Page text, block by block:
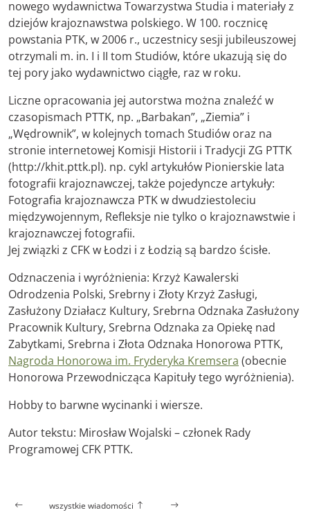
nowego wydawnictwa Towarzystwa Studia i materiały z
dziejów krajoznawstwa polskiego. W 100. rocznicę
powstania PTK, w 2006 r., uczestnicy sesji jubileuszowej
otrzymali m. in. I i II tom Studiów, które ukazują się do
tej pory jako wydawnictwo ciągłe, raz w roku.
Liczne opracowania jej autorstwa można znaleźć w
czasopismach PTTK, np. „Barbakan”, „Ziemia” i
„Wędrownik”, w kolejnych tomach Studiów oraz na
stronie internetowej Komisji Historii i Tradycji ZG PTTK
(http://khit.pttk.pl). np. cykl artykułów Pionierskie lata
fotografii krajoznawczej, także pojedyncze artykuły:
Fotografia krajoznawcza PTK w dwudziestoleciu
międzywojennym, Refleksje nie tylko o krajoznawstwie i
krajoznawczej fotografii.
Jej związki z CFK w Łodzi i z Łodzią są bardzo ścisłe.
Odznaczenia i wyróżnienia: Krzyż Kawalerski
Odrodzenia Polski, Srebrny i Złoty Krzyż Zasługi,
Zasłużony Działacz Kultury, Srebrna Odznaka Zasłużony
Pracownik Kultury, Srebrna Odznaka za Opiekę nad
Zabytkami, Srebrna i Złota Odznaka Honorowa PTTK,
Nagroda Honorowa im. Fryderyka Kremsera (obecnie
Honorowa Przewodnicząca Kapituły tego wyróżnienia).
Hobby to barwne wycinanki i wiersze.
Autor tekstu: Mirosław Wojalski – członek Rady
Programowej CFK PTTK.
wszystkie wiadomości